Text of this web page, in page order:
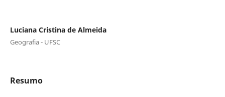
Luciana Cristina de Almeida
Geografia - UFSC
Resumo